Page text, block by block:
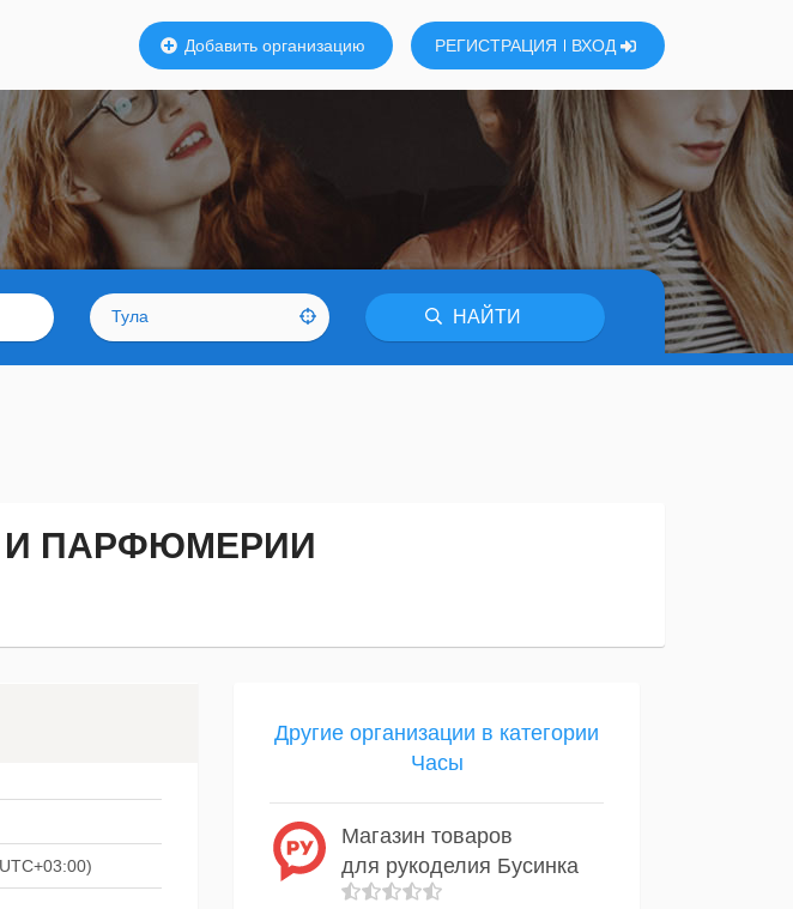
Добавить организацию РЕГИСТРАЦИЯ ВХОД
Тула НАЙТИ
И ПАРФЮМЕРИИ
Другие организации в категории
Часы
Магазин товаров
для рукоделия Бусинка